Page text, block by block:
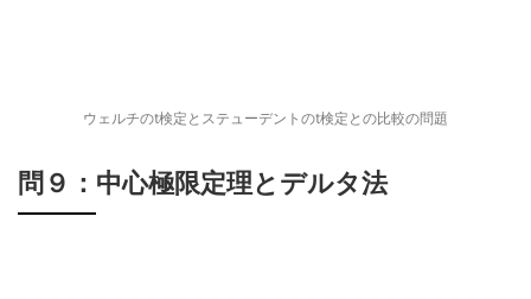
ウェルチのt検定とステューデントのt検定との比較の問題
問９：中心極限定理とデルタ法